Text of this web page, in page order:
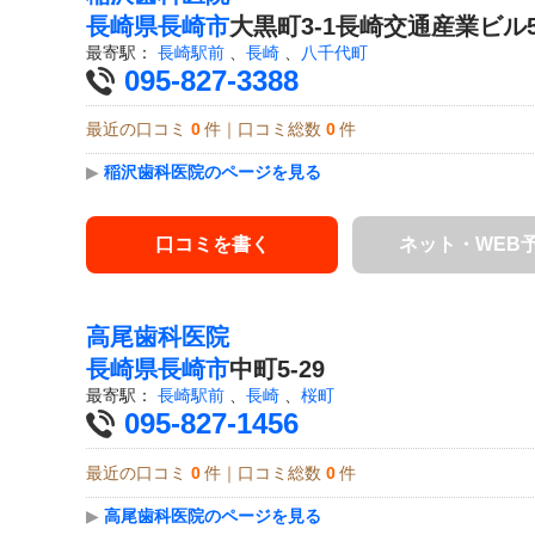
長崎県長崎市大黒町3-1長崎交通産業ビル
最寄駅： 長崎駅前 長崎 八千代町
095-827-3388
最近の口コミ 0 件｜口コミ総数 0 件
▶ 稲沢歯科医院のページを見る
口コミを書く ネット・WEB
高尾歯科医院
長崎県長崎市中町5-29
最寄駅： 長崎駅前 、 長崎 、 桜町
095-827-1456
最近の口コミ 0 件｜口コミ総数 0 件
▶ 高尾歯科医院のページを見る